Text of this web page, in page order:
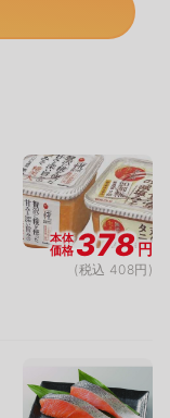
本体
価格378円
(税込 408円)